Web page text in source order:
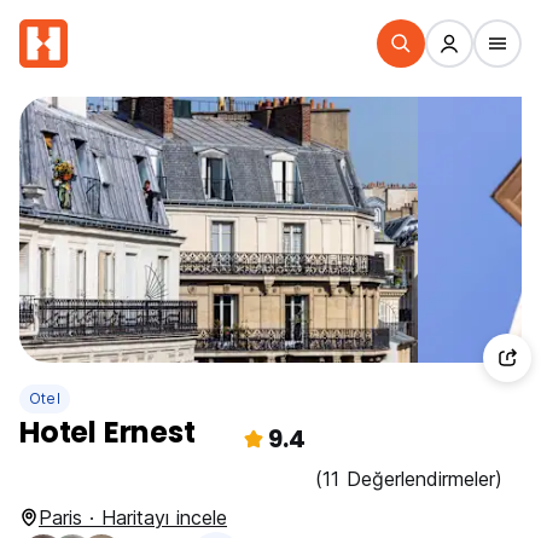
Otel
Hotel Ernest 9.4
(11 Değerlendirmeler)
Paris · Haritayı incele